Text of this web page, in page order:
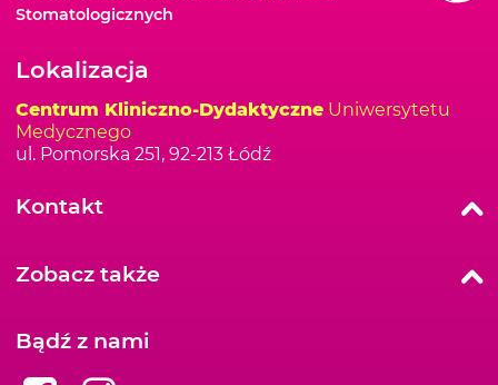
Stomatologicznych
Lokalizacja
Centrum Kliniczno-Dydaktyczne Uniwersytetu
Medycznego
ul. Pomorska 251, 92-213 Łódź
Kontakt
Administracja i organizacja
Zobacz także
Polityka prywatności
Bądź z nami